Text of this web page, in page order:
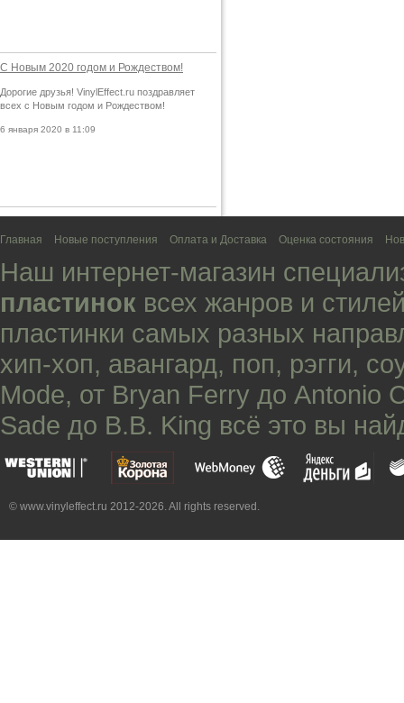
С Новым 2020 годом и Рождеством!
Дорогие друзья! VinylEffect.ru поздравляет
всех с Новым годом и Рождеством!
6 января 2020 в 11:09
Главная Новые поступления Оплата и Доставка Оценка состояния
Наш интернет-магазин
пластинок всех жанров и
пластинки самых разных
хип-хоп, авангард, поп, рэгги,
Mode, от Bryan Ferry до Antonio
Sade до B.B. King всё это вы
© www.vinyleffect.ru 2012-2026. All rights reserved.